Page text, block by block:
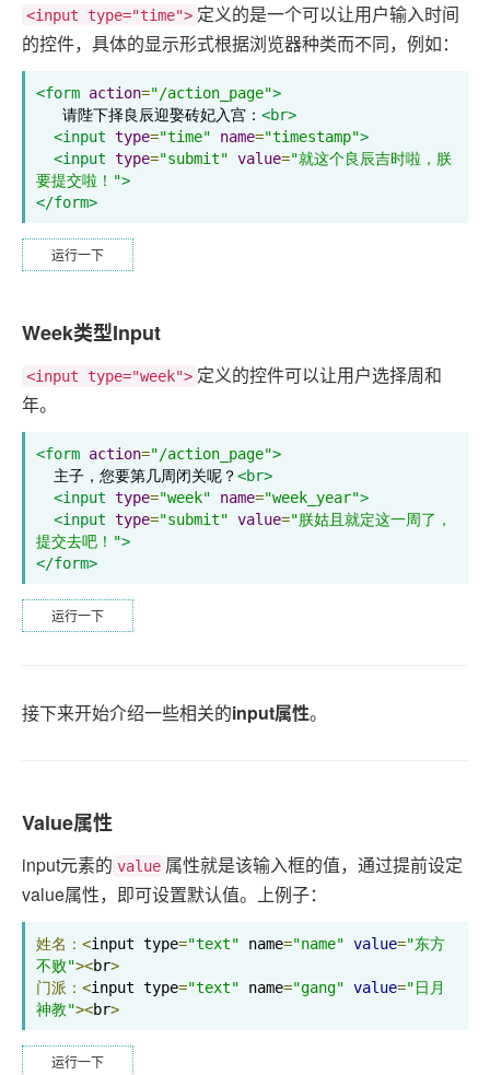
<input type="time"> 定义的是一个可以让用户输入时间
的控件，具体的显示形式根据浏览器种类而不同，例如：
<form action="/action_page">
   请陛下择良辰迎娶砖妃入宫：
<br>
<input type="time" name="timestamp">
<input type="submit" value="就这个良辰吉时啦，朕
要提交啦！">
</form>
运行一下
Week类型Input
<input type="week"> 定义的控件可以让用户选择周和
年。
<form action="/action_page">
  主子，您要第几周闭关呢？
<br>
<input type="week" name="week_year">
<input type="submit" value="朕姑且就定这一周了，
提交去吧！">
</form>
运行一下
接下来开始介绍一些相关的input属性。
Value属性
input元素的 value 属性就是该输入框的值，通过提前设定
value属性，即可设置默认值。上例子：
姓名：<input type="text" name="name" value="东方
不败"><br>
门派：<input type="text" name="gang" value="日月
神教"><br>
运行一下